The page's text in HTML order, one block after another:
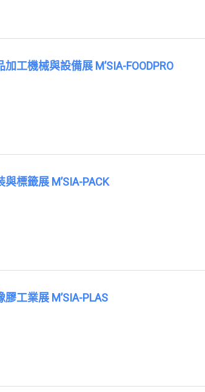
工機械與設備展 M’SIA-FOODPRO
標籤展 M’SIA-PACK
工業展 M’SIA-PLAS